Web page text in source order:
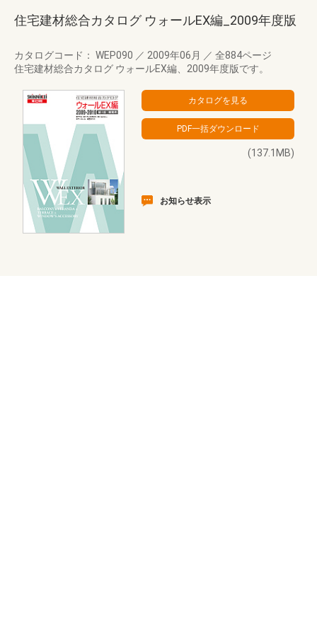
住宅建材総合カタログ ウォールEX編_2009年度版
カタログコード： WEP090 ／ 2009年06月 ／ 全884ページ
住宅建材総合カタログ ウォールEX編、2009年度版です。
(137.1MB)
お知らせ表示